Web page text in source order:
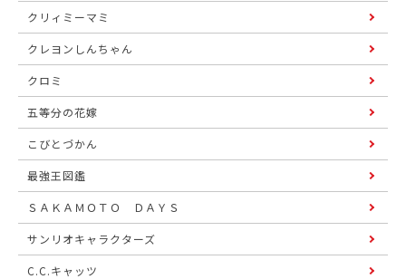
クリィミーマミ
クレヨンしんちゃん
クロミ
五等分の花嫁
こびとづかん
最強王図鑑
ＳＡＫＡＭＯＴＯ ＤＡＹＳ
サンリオキャラクターズ
C.C.キャッツ